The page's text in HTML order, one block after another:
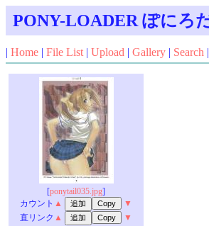
PONY-LOADER ぽにろ
| Home | File List | Upload | Gallery | Search |
[ponytail035.jpg]
カウント ▲
▼
直リンク ▲
▼